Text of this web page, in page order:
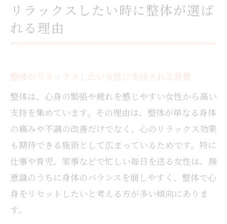
リラックスしたい時に整体が選ば
れる理由
整体がリラックスしたい女性に支持される背景
整体は、心身の緊張や疲れを感じやすい女性から高い
支持を集めています。その理由は、整体が単なる身体
の痛みや不調の改善だけでなく、心のリラックス効果
も期待できる施術として広まっているためです。特に
仕事や育児、家事などで忙しい毎日を送る女性は、無
意識のうちに身体のバランスを崩しやすく、整体で心
身をリセットしたいと考える方が多い傾向にありま
す。